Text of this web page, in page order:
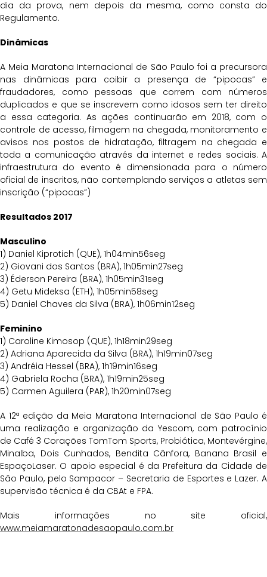
dia da prova, nem depois da mesma, como consta do
Regulamento.
Dinâmicas
A Meia Maratona Internacional de São Paulo foi a precursora
nas dinâmicas para coibir a presença de “pipocas” e
fraudadores, como pessoas que correm com números
duplicados e que se inscrevem como idosos sem ter direito
a essa categoria. As ações continuarão em 2018, com o
controle de acesso, filmagem na chegada, monitoramento e
avisos nos postos de hidratação, filtragem na chegada e
toda a comunicação através da internet e redes sociais. A
infraestrutura do evento é dimensionada para o número
oficial de inscritos, não contemplando serviços a atletas sem
inscrição (“pipocas”)
Resultados 2017
Masculino
1) Daniel Kiprotich (QUE), 1h04min56seg
2) Giovani dos Santos (BRA), 1h05min27seg
3) Éderson Pereira (BRA), 1h05min31seg
4) Getu Mideksa (ETH), 1h05min58seg
5) Daniel Chaves da Silva (BRA), 1h06min12seg
Feminino
1) Caroline Kimosop (QUE), 1h18min29seg
2) Adriana Aparecida da Silva (BRA), 1h19min07seg
3) Andréia Hessel (BRA), 1h19min16seg
4) Gabriela Rocha (BRA), 1h19min25seg
5) Carmen Aguilera (PAR), 1h20min07seg
A 12ª edição da Meia Maratona Internacional de São Paulo é
uma realização e organização da Yescom, com patrocínio
de Café 3 Corações TomTom Sports, Probiótica, Montevérgine,
Minalba, Dois Cunhados, Bendita Cânfora, Banana Brasil e
EspaçoLaser. O apoio especial é da Prefeitura da Cidade de
São Paulo, pelo Sampacor – Secretaria de Esportes e Lazer. A
supervisão técnica é da CBAt e FPA.
Mais informações no site oficial,
www.meiamaratonadesaopaulo.com.br